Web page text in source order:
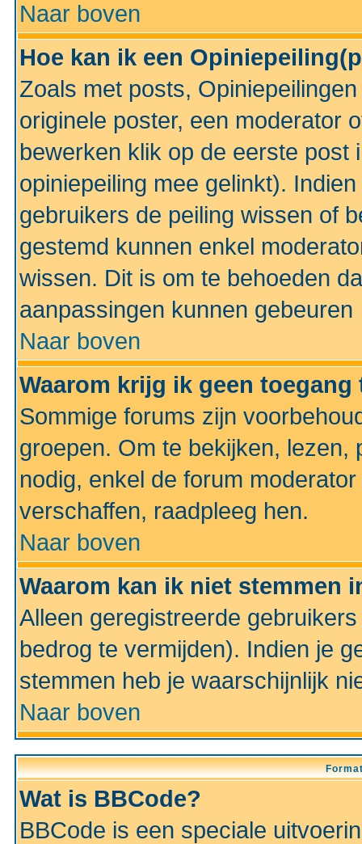
Naar boven
Hoe kan ik een
Zoals met posts,
originele poster, een moderator
bewerken klik op de eerste post
opiniepeiling mee gelinkt).
gebruikers de peiling wissen of
gestemd kunnen enkel
wissen. Dit is om te behoeden
aanpassingen kunnen gebeuren
Naar boven
Waarom krijg ik geen
Sommige forums zijn
groepen. Om te bekijken, lezen,
nodig, enkel de forum
verschaffen, raadpleeg hen.
Naar boven
Waarom kan ik niet stemmen
Alleen geregistreerde
bedrog te vermijden). Indien je
stemmen heb je waarschijnlijk
Naar boven
Wat is BBCode?
BBCode is een speciale